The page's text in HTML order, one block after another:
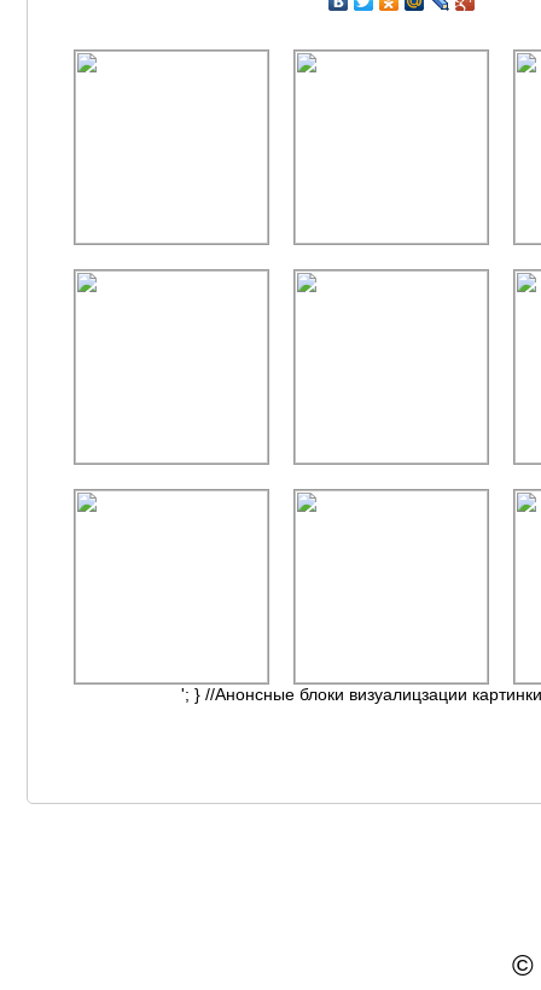
'; } //Анонсные блоки визуалицзации
©